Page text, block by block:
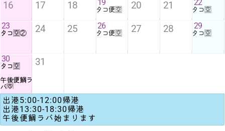
16 17 18 19
タコ便🈳 20 21 22
タコ🈳
23
タコ🈳② 24 25 26
タコ便🈳 27 28 29
タコ🈳
30
タコ🈳
午後便鯛ラ
バ🈳
31
出港5:00-12:00帰港
出港13:30-18:30帰港
午後便鯛ラバ始まります